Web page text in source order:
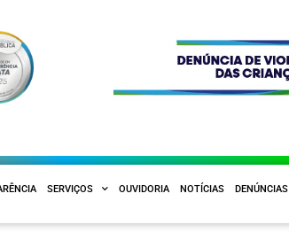
SERVIÇOS OUVIDORIA NOTÍCIAS DENÚNCIAS